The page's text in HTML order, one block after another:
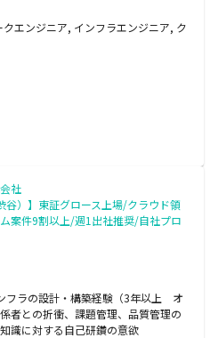
エンジニア, インフラエンジニア, ク
社
谷）】東証グロース上場/クラウド領
案件9割以上/週1出社推奨/自社プロ
フラの設計・構築経験（3年以上 オ
者との折衝、課題管理、品質管理の
識に対する自己研鑽の意欲